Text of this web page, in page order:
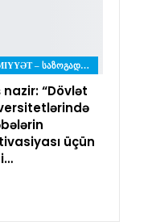
CƏMIYYƏT – ᲡᲐᲖᲝᲒᲐᲓᲝᲔᲑᲐ
nazir: “Dövlət
üçün